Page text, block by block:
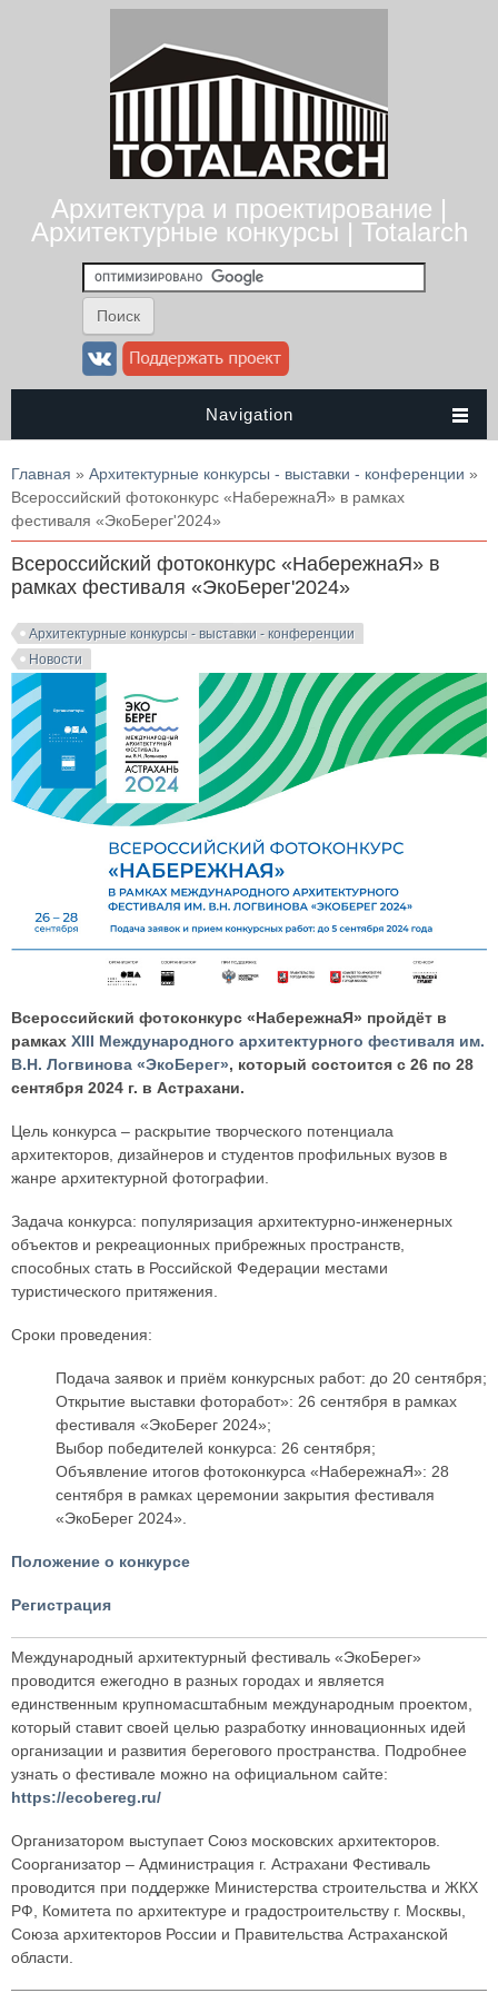
Архитектура и проектирование |
Архитектурные конкурсы | Totalarch
Navigation
Вы здесь
Главная » Архитектурные конкурсы - выставки - конференции »
Всероссийский фотоконкурс «НабережнаЯ» в рамках
фестиваля «ЭкоБерег'2024»
Всероссийский фотоконкурс «НабережнаЯ» в
рамках фестиваля «ЭкоБерег'2024»
Архитектурные конкурсы - выставки - конференции
Новости
Всероссийский фотоконкурс «НабережнаЯ» пройдёт в
рамках XIII Международного архитектурного фестиваля им.
В.Н. Логвинова «ЭкоБерег», который состоится с 26 по 28
сентября 2024 г. в Астрахани.
Цель конкурса – раскрытие творческого потенциала
архитекторов, дизайнеров и студентов профильных вузов в
жанре архитектурной фотографии.
Задача конкурса: популяризация архитектурно-инженерных
объектов и рекреационных прибрежных пространств,
способных стать в Российской Федерации местами
туристического притяжения.
Сроки проведения:
Подача заявок и приём конкурсных работ: до 20 сентября;
Открытие выставки фоторабот»: 26 сентября в рамках
фестиваля «ЭкоБерег 2024»;
Выбор победителей конкурса: 26 сентября;
Объявление итогов фотоконкурса «НабережнаЯ»: 28
сентября в рамках церемонии закрытия фестиваля
«ЭкоБерег 2024».
Положение о конкурсе
Регистрация
Международный архитектурный фестиваль «ЭкоБерег»
проводится ежегодно в разных городах и является
единственным крупномасштабным международным проектом,
который ставит своей целью разработку инновационных идей
организации и развития берегового пространства. Подробнее
узнать о фестивале можно на официальном сайте:
https://ecobereg.ru/
Организатором выступает Союз московских архитекторов.
Соорганизатор – Администрация г. Астрахани Фестиваль
проводится при поддержке Министерства строительства и ЖКХ
РФ, Комитета по архитектуре и градостроительству г. Москвы,
Союза архитекторов России и Правительства Астраханской
области.